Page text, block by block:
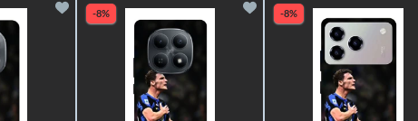
-8% -8%